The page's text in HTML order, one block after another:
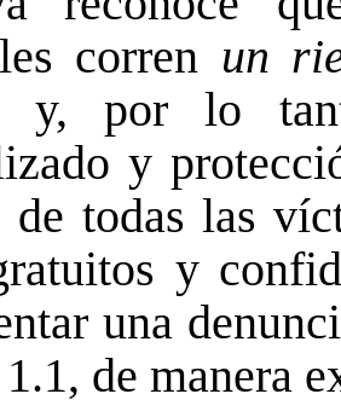
corren un
y, por lo
y
de todas las
y
una
de manera